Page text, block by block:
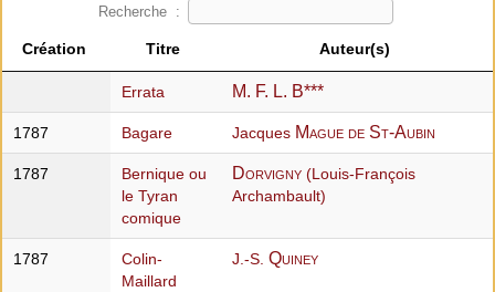
Recherche :
Création Titre Auteur(s)
Errata M. F. L. B***
1787 Bagare Jacques Mague de St-Aubin
1787
Bernique ou
le Tyran
comique
Dorvigny(Louis-François
Archambault)
1787
Colin-
Maillard
J.-S. Quiney